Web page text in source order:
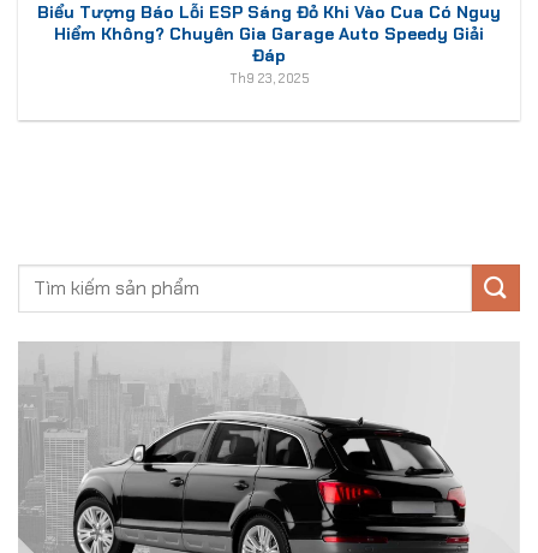
Biểu Tượng Báo Lỗi ESP Sáng Đỏ Khi Vào Cua Có Nguy
Hiểm Không? Chuyên Gia Garage Auto Speedy Giải
Đáp
Th9 23, 2025